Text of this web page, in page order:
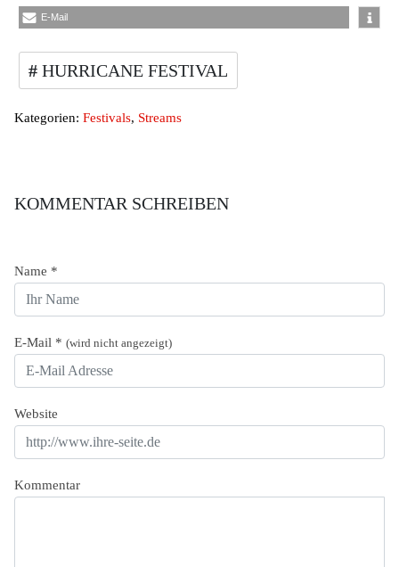
E-Mail
HURRICANE FESTIVAL
Kategorien:Festivals, Streams
KOMMENTAR SCHREIBEN
Name *
E-Mail *(wird nicht angezeigt)
Website
Kommentar